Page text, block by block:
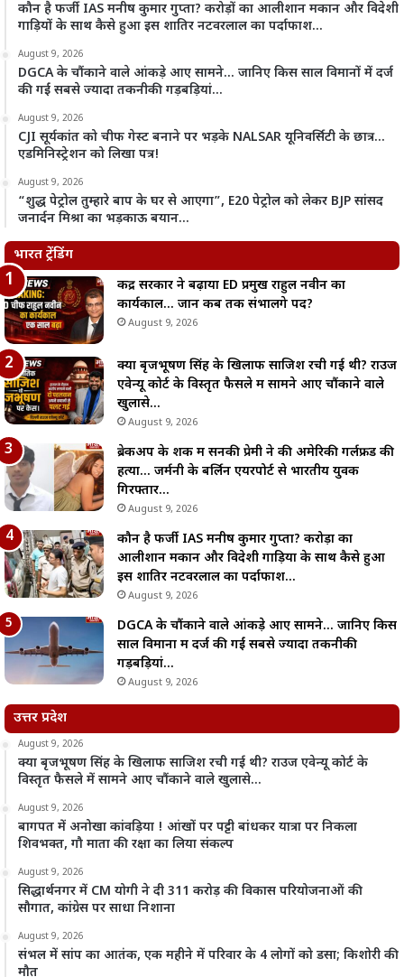
कौन है फर्जी IAS मनीष कुमार गुप्ता? करोड़ों का आलीशान मकान और विदेशी
गाड़ियों के साथ कैसे हुआ इस शातिर नटवरलाल का पर्दाफाश…
August 9, 2026
DGCA के चौंकाने वाले आंकड़े आए सामने… जानिए किस साल विमानों में दर्ज
की गईं सबसे ज्यादा तकनीकी गड़बड़ियां…
August 9, 2026
CJI सूर्यकांत को चीफ गेस्ट बनाने पर भड़के NALSAR यूनिवर्सिटी के छात्र…
एडमिनिस्ट्रेशन को लिखा पत्र!
August 9, 2026
“शुद्ध पेट्रोल तुम्हारे बाप के घर से आएगा”, E20 पेट्रोल को लेकर BJP सांसद
जनार्दन मिश्रा का भड़काऊ बयान…
भारत ट्रेंडिंग
केंद्र सरकार ने बढ़ाया ED प्रमुख राहुल नवीन का
कार्यकाल… जानें कब तक संभालेंगे पद?
August 9, 2026
क्या बृजभूषण सिंह के खिलाफ साजिश रची गई थी? राउज
एवेन्यू कोर्ट के विस्तृत फैसले में सामने आए चौंकाने वाले
खुलासे…
August 9, 2026
ब्रेकअप के शक में सनकी प्रेमी ने की अमेरिकी गर्लफ्रेंड की
हत्या… जर्मनी के बर्लिन एयरपोर्ट से भारतीय युवक
गिरफ्तार…
August 9, 2026
कौन है फर्जी IAS मनीष कुमार गुप्ता? करोड़ों का
आलीशान मकान और विदेशी गाड़ियों के साथ कैसे हुआ
इस शातिर नटवरलाल का पर्दाफाश…
August 9, 2026
DGCA के चौंकाने वाले आंकड़े आए सामने… जानिए किस
साल विमानों में दर्ज की गईं सबसे ज्यादा तकनीकी
गड़बड़ियां…
August 9, 2026
उत्तर प्रदेश
August 9, 2026
क्या बृजभूषण सिंह के खिलाफ साजिश रची गई थी? राउज एवेन्यू कोर्ट के
विस्तृत फैसले में सामने आए चौंकाने वाले खुलासे…
August 9, 2026
बागपत में अनोखा कांवड़िया ! आंखों पर पट्टी बांधकर यात्रा पर निकला
शिवभक्त, गौ माता की रक्षा का लिया संकल्प
August 9, 2026
सिद्धार्थनगर में CM योगी ने दी 311 करोड़ की विकास परियोजनाओं की
सौगात, कांग्रेस पर साधा निशाना
August 9, 2026
संभल में सांप का आतंक, एक महीने में परिवार के 4 लोगों को डसा; किशोरी की
मौत